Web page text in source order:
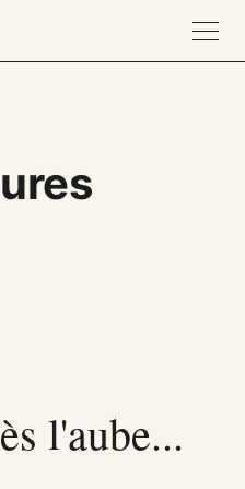
l'aube...